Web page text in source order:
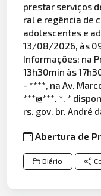
prestar serviços
ral e regência de
adolescentes e
13/08/2026, às
Informações: na
13h30min às
- ****, na Av.
***@***. *. *
rs. gov. br. André
Abertura de
Diário